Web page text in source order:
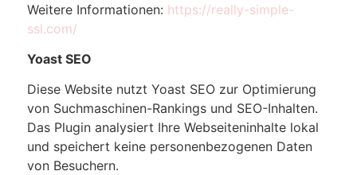
Weitere Informationen: https://really-simple-
ssl.com/
Yoast SEO
Diese Website nutzt Yoast SEO zur Optimierung
von Suchmaschinen-Rankings und SEO-Inhalten.
Das Plugin analysiert Ihre Webseiteninhalte lokal
und speichert keine personenbezogenen Daten
von Besuchern.